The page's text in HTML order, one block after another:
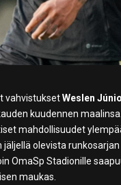
vahvistuksetWeslen
kuudennen
mahdollisuudet
olevista
OmaSp Stadionille
maukas.